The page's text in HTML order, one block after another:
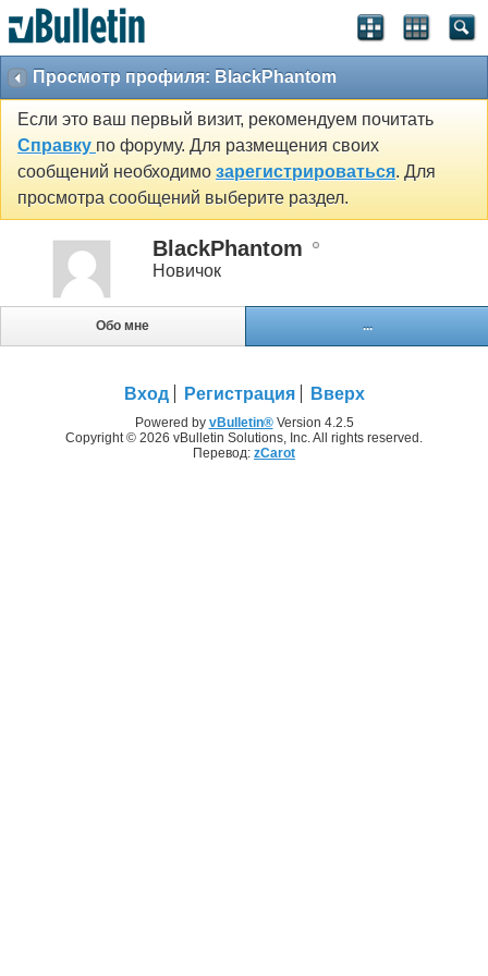
Просмотр профиля: BlackPhantom
Если это ваш первый визит, рекомендуем почитать
Справку по форуму. Для размещения своих
сообщений необходимо зарегистрироваться. Для
просмотра сообщений выберите раздел.
BlackPhantom
Новичок
Обо мне ...
Вход Регистрация Вверх
Powered by vBulletin®Version 4.2.5
Copyright © 2026 vBulletin Solutions, Inc. All rights reserved.
Перевод: zCarot